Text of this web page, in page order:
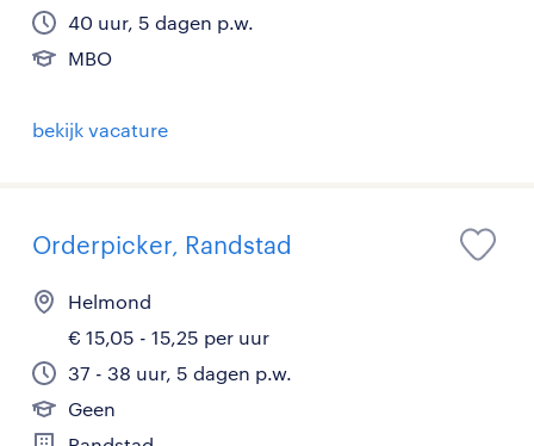
40 uur, 5 dagen p.w.
MBO
bekijk vacature
Orderpicker, Randstad
Helmond
€ 15,05 - 15,25 per uur
37 - 38 uur, 5 dagen p.w.
Geen